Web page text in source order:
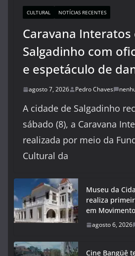
CULTURAL NOTÍCIAS RECENTES
Caravana Interatos
Salgadinho com
e espetáculo de
agosto 7, 2026 Pedro Chaves
A cidade de Salgadinho
sábado (8), a Caravana
realizada por meio da
Cultural da
Museu da
realiza
em
agosto 6, 2026
Cine Bangüê